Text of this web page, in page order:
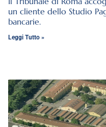
un cliente dello Studio
bancarie.
Leggi Tutto »